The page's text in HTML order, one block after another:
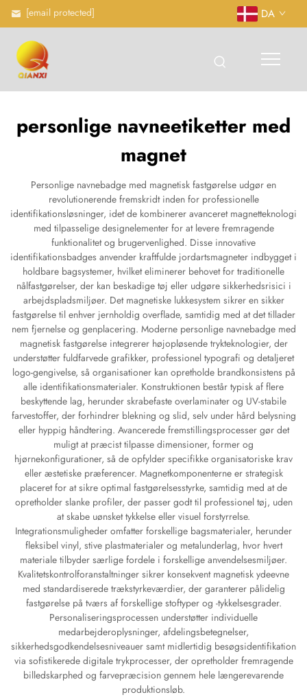
[email protected] DA
personlige navneetiketter med
magnet
Personlige navnebadge med magnetisk fastgørelse udgør en
revolutionerende fremskridt inden for professionelle
identifikationsløsninger, idet de kombinerer avanceret magnetteknologi
med tilpasselige designelementer for at levere fremragende
funktionalitet og brugervenlighed. Disse innovative
identifikationsbadges anvender kraftfulde jordartsmagneter indbygget i
holdbare bagsystemer, hvilket eliminerer behovet for traditionelle
nålfastgørelser, der kan beskadige tøj eller udgøre sikkerhedsrisici i
arbejdspladsmiljøer. Det magnetiske lukkesystem sikrer en sikker
fastgørelse til enhver jernholdig overflade, samtidig med at det tillader
nem fjernelse og genplacering. Moderne personlige navnebadge med
magnetisk fastgørelse integrerer højopløsende trykteknologier, der
understøtter fuldfarvede grafikker, professionel typografi og detaljeret
logo-gengivelse, så organisationer kan opretholde brandkonsistens på
alle identifikationsmaterialer. Konstruktionen består typisk af flere
beskyttende lag, herunder skrabefaste overlaminater og UV-stabile
farvestoffer, der forhindrer blekning og slid, selv under hård belysning
eller hyppig håndtering. Avancerede fremstillingsprocesser gør det
muligt at præcist tilpasse dimensioner, former og
hjørnekonfigurationer, så de opfylder specifikke organisatoriske krav
eller æstetiske præferencer. Magnetkomponenterne er strategisk
placeret for at sikre optimal fastgørelsesstyrke, samtidig med at de
opretholder slanke profiler, der passer godt til professionel tøj, uden
at skabe uønsket tykkelse eller visuel forstyrrelse.
Integrationsmuligheder omfatter forskellige bagsmaterialer, herunder
fleksibel vinyl, stive plastmaterialer og metalunderlag, hvor hvert
materiale tilbyder særlige fordele i forskellige anvendelsesmiljøer.
Kvalitetskontrolforanstaltninger sikrer konsekvent magnetisk ydeevne
med standardiserede trækstyrkeværdier, der garanterer pålidelig
fastgørelse på tværs af forskellige stoftyper og -tykkelsesgrader.
Personaliseringsprocessen understøtter individuelle
medarbejderoplysninger, afdelingsbetegnelser,
sikkerhedsgodkendelsesniveauer samt midlertidig besøgsidentifikation
via sofistikerede digitale trykprocesser, der opretholder fremragende
billedskarphed og farvepræcision gennem hele længerevarende
produktionsløb.